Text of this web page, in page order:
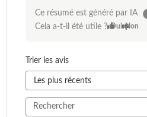
Ce résumé est généré par IA
Cela a-t-il été utile ? Oui Non
Trier les avis